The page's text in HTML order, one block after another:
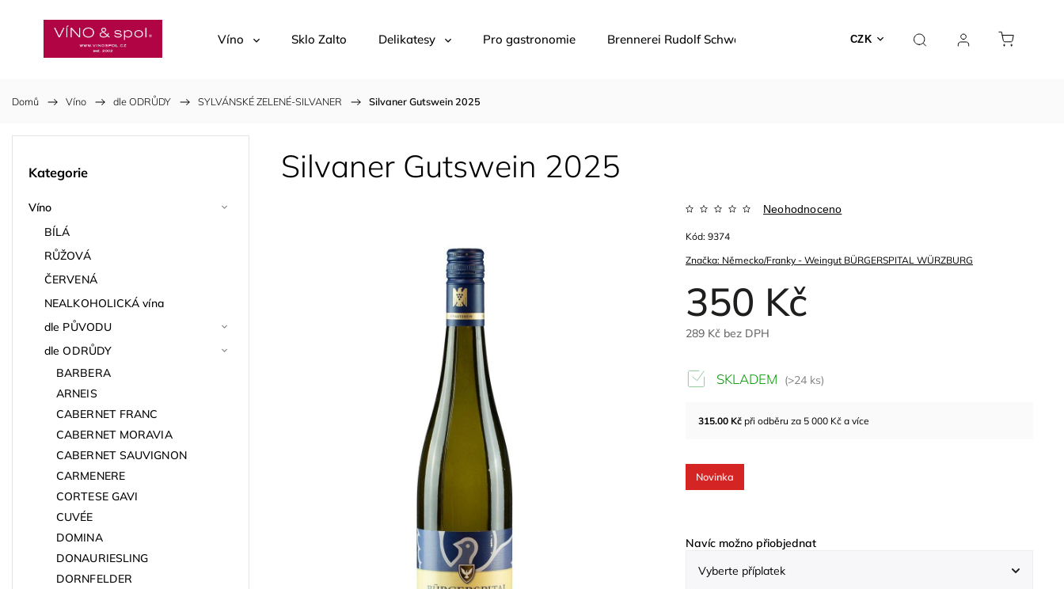
CZK
Víno Sklo Zalto Delikatesy Pro gastronomie Brennerei Rudolf Schwarzer Dárky a poukazy Kontakty
Domů / Víno / dle ODRŮDY / SYLVÁNSKÉ ZELENÉ-SILVANER / Silvaner Gutswein 2025
Kategorie
Víno
BÍLÁ
RŮŽOVÁ
ČERVENÁ
NEALKOHOLICKÁ vína
dle PŮVODU
dle ODRŮDY
BARBERA
ARNEIS
CABERNET FRANC
CABERNET MORAVIA
CABERNET SAUVIGNON
CARMENERE
CORTESE GAVI
CUVÉE
DOMINA
DONAURIESLING
DORNFELDER
Silvaner Gutswein 2025
Značka: Německo/Franky - Weingut BÜRGERSPITAL WÜRZBURG
Neohodnoceno
315.00 Kč při odběru za 5 000 Kč a více
350 Kč
289 Kč bez DPH
Kód: 9374
Novinka
Navíc možno přiobjednat
SKLADEM (>24 ks)